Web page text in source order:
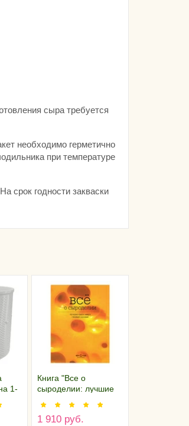
сыра требуется
необходимо герметично
при температуре
срок годности закваски
1-
Книга "Все о
сыроделии: лучшие
руками"
1 910 руб.